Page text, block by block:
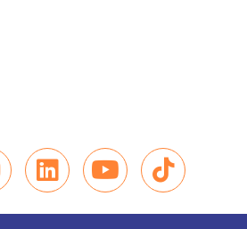
sur
retrouver sur
Nous retrouver
NousNous